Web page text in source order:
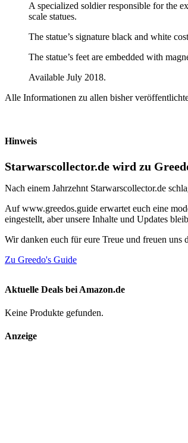
A specialized soldier responsible for the
scale statues.
The statue’s signature black and white
The statue’s feet are embedded with
Available July 2018.
Alle Informationen zu allen bisher
Hinweis
Starwarscollector.de wird zu
Nach einem Jahrzehnt Starwarscollector.de
Auf www.greedos.guide erwartet euch eine
eingestellt, aber unsere Inhalte und Updates
Wir danken euch für eure Treue und freuen
Zu Greedo's Guide
Aktuelle Deals bei Amazon.de
Keine Produkte gefunden.
Anzeige